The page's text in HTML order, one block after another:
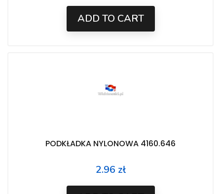
ADD TO CART
PODKŁADKA NYLONOWA 4160.646
Price
2.96 zł